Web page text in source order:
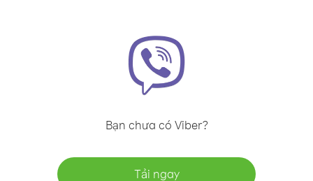
Bạn chưa có Viber?
Tải ngay